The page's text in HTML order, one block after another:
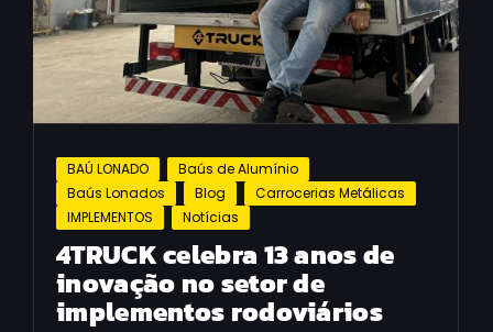
BAÚ LONADO
Baús de Alumínio
Baús Lonados
Blog
Carrocerias Metálicas
IMPLEMENTOS
Notícias
4TRUCK celebra 13 anos de
inovação no setor de
implementos rodoviários​